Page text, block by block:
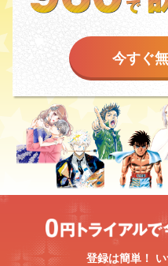
今すぐ
登録は簡単！